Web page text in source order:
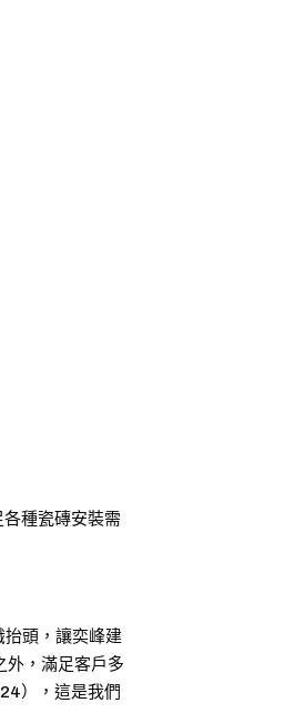
種瓷磚安裝需
頭，讓奕峰建
外，滿足客戶多
），這是我們